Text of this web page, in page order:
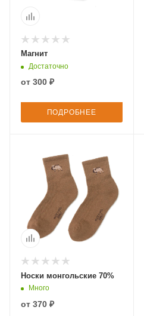
Магнит
Достаточно
от 300 ₽
ПОДРОБНЕЕ
Носки монгольские 70%
Много
от 370 ₽